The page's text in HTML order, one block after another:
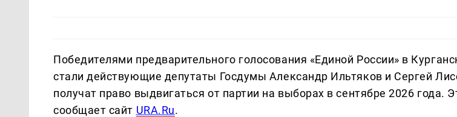
Победителями предварительного голосования «Единой России» в
стали действующие депутаты Госдумы Александр Ильтяков и Сергей
получат право выдвигаться от партии на выборах в сентябре 2026 года.
сообщает сайт URA.Ru.